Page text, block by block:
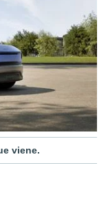
viene.